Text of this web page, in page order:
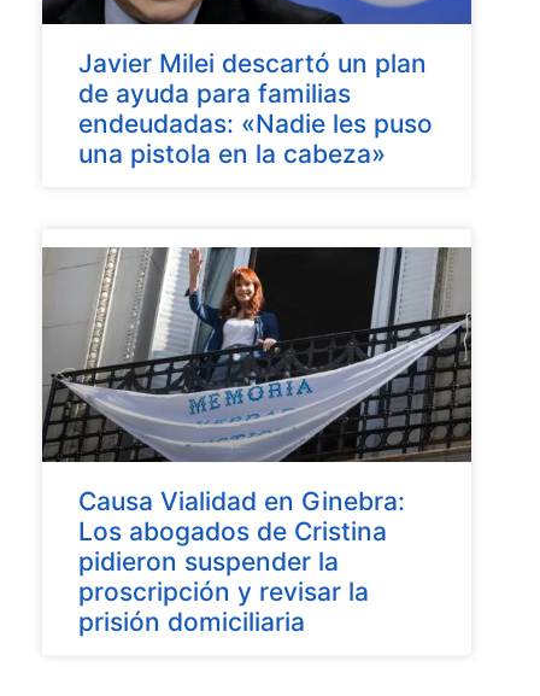
Javier Milei descartó un plan
de ayuda para familias
endeudadas: «Nadie les puso
una pistola en la cabeza»
Causa Vialidad en Ginebra:
Los abogados de Cristina
pidieron suspender la
proscripción y revisar la
prisión domiciliaria